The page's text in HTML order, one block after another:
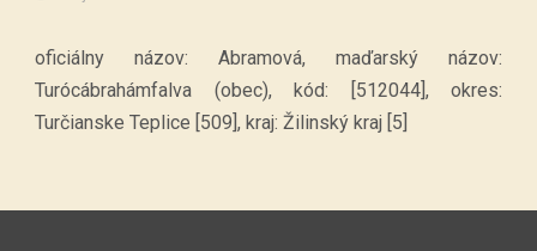
oficiálny názov: Abramová, maďarský názov:
Turócábrahámfalva (obec), kód: [512044], okres:
Turčianske Teplice [509], kraj: Žilinský kraj [5]